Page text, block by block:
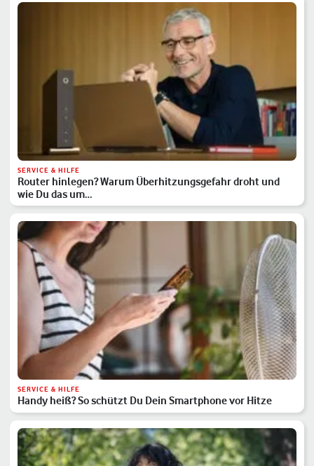
SERVICE & HILFE
Router hinlegen? Warum Überhitzungsgefahr droht und
wie Du das um…
SERVICE & HILFE
Handy heiß? So schützt Du Dein Smartphone vor Hitze